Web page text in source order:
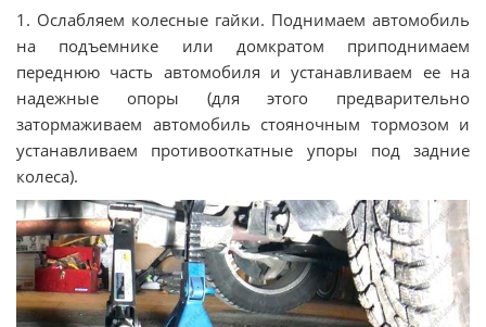
1. Ослабляем колесные гайки. Поднимаем автомобиль
на подъемнике или домкратом приподнимаем
переднюю часть автомобиля и устанавливаем ее на
надежные опоры (для этого предварительно
затормаживаем автомобиль стояночным тормозом и
устанавливаем противооткатные упоры под задние
колеса).